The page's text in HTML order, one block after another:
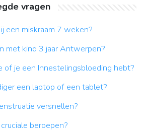
vragen
een miskraam 7 weken?
met kind 3 jaar Antwerpen?
of je een Innestelingsbloeding hebt?
een laptop of een tablet?
versnellen?
beroepen?